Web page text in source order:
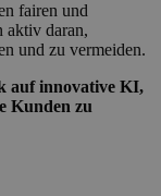
fairen und
aktiv daran,
und zu vermeiden.
auf innovative KI,
Kunden zu